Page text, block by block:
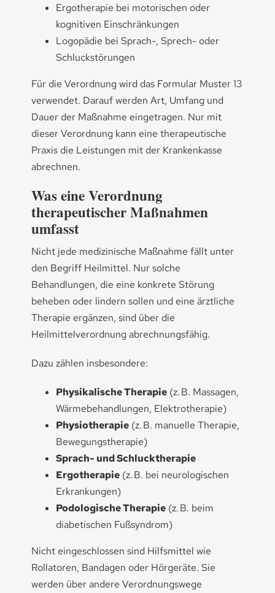
Ergotherapie bei motorischen oder
kognitiven Einschränkungen
Logopädie bei Sprach-, Sprech- oder
Schluckstörungen
Für die Verordnung wird das Formular Muster 13
verwendet. Darauf werden Art, Umfang und
Dauer der Maßnahme eingetragen. Nur mit
dieser Verordnung kann eine therapeutische
Praxis die Leistungen mit der Krankenkasse
abrechnen.
Was eine Verordnung
therapeutischer Maßnahmen
umfasst
Nicht jede medizinische Maßnahme fällt unter
den Begriff Heilmittel. Nur solche
Behandlungen, die eine konkrete Störung
beheben oder lindern sollen und eine ärztliche
Therapie ergänzen, sind über die
Heilmittelverordnung abrechnungsfähig.
Dazu zählen insbesondere:
Physikalische Therapie (z. B. Massagen,
Wärmebehandlungen, Elektrotherapie)
Physiotherapie (z. B. manuelle Therapie,
Bewegungstherapie)
Sprach- und Schlucktherapie
Ergotherapie (z. B. bei neurologischen
Erkrankungen)
Podologische Therapie (z. B. beim
diabetischen Fußsyndrom)
Nicht eingeschlossen sind Hilfsmittel wie
Rollatoren, Bandagen oder Hörgeräte. Sie
werden über andere Verordnungswege